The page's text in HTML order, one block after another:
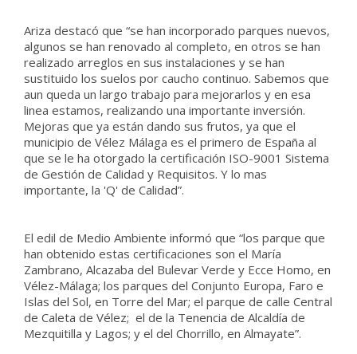
Ariza destacó que “se han incorporado parques nuevos,
algunos se han renovado al completo, en otros se han
realizado arreglos en sus instalaciones y se han
sustituido los suelos por caucho continuo. Sabemos que
aun queda un largo trabajo para mejorarlos y en esa
linea estamos, realizando una importante inversión.
Mejoras que ya están dando sus frutos, ya que el
municipio de Vélez Málaga es el primero de España al
que se le ha otorgado la certificación ISO-9001 Sistema
de Gestión de Calidad y Requisitos. Y lo mas
importante, la 'Q' de Calidad”.
El edil de Medio Ambiente informó que “los parque que
han obtenido estas certificaciones son el María
Zambrano, Alcazaba del Bulevar Verde y Ecce Homo, en
Vélez-Málaga; los parques del Conjunto Europa, Faro e
Islas del Sol, en Torre del Mar; el parque de calle Central
de Caleta de Vélez; el de la Tenencia de Alcaldía de
Mezquitilla y Lagos; y el del Chorrillo, en Almayate”.